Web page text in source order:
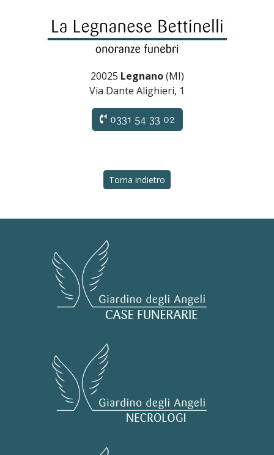
20025 Legnano(MI)
Via Dante Alighieri, 1
0331 54 33 02
Torna indietro